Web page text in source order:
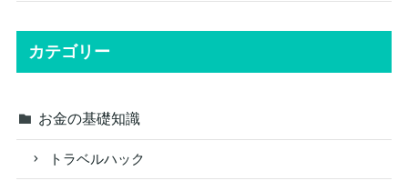
カテゴリー
お金の基礎知識
トラベルハック